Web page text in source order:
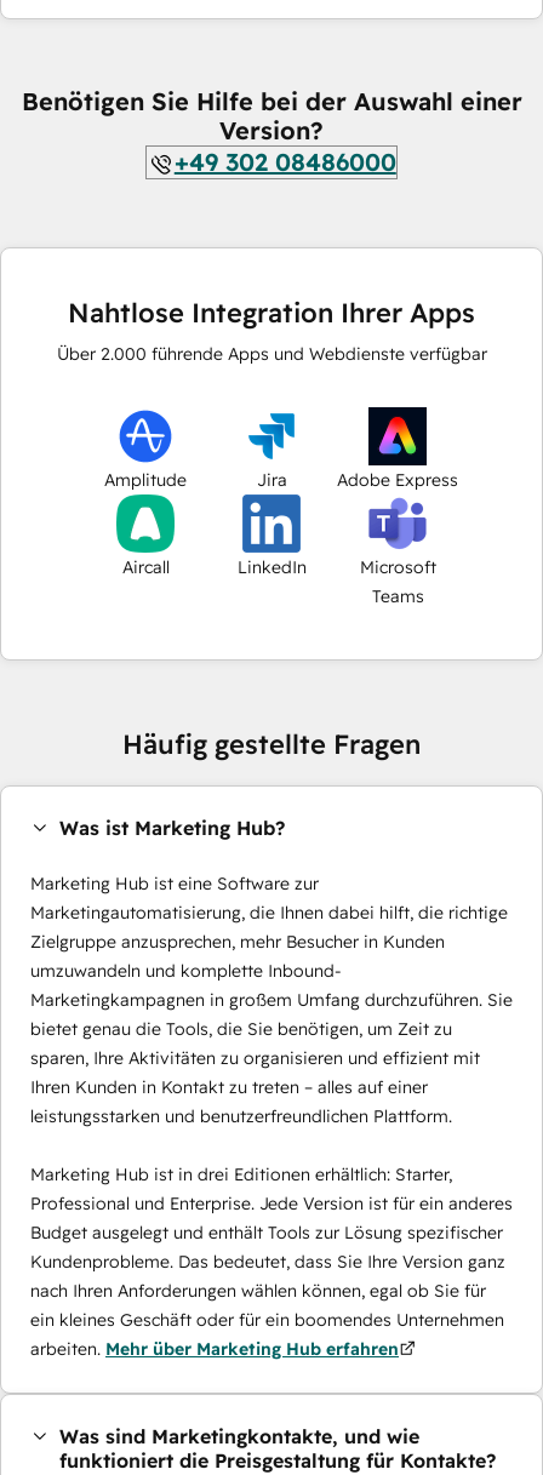
Benötigen Sie Hilfe bei der Auswahl einer
Version?
+49 302 08486000
Nahtlose Integration Ihrer Apps
Über 2.000 führende Apps und Webdienste verfügbar
Amplitude Jira Adobe Express
Aircall LinkedIn
Microsoft
Teams
Häufig gestellte Fragen
Was ist Marketing Hub?
Marketing Hub ist eine Software zur
Marketingautomatisierung, die Ihnen dabei hilft, die richtige
Zielgruppe anzusprechen, mehr Besucher in Kunden
umzuwandeln und komplette Inbound-
Marketingkampagnen in großem Umfang durchzuführen. Sie
bietet genau die Tools, die Sie benötigen, um Zeit zu
sparen, Ihre Aktivitäten zu organisieren und effizient mit
Ihren Kunden in Kontakt zu treten – alles auf einer
leistungsstarken und benutzerfreundlichen Plattform.
Marketing Hub ist in drei Editionen erhältlich: Starter,
Professional und Enterprise. Jede Version ist für ein anderes
Budget ausgelegt und enthält Tools zur Lösung spezifischer
Kundenprobleme. Das bedeutet, dass Sie Ihre Version ganz
nach Ihren Anforderungen wählen können, egal ob Sie für
ein kleines Geschäft oder für ein boomendes Unternehmen
arbeiten. Mehr über Marketing Hub erfahren
Was sind Marketingkontakte, und wie
funktioniert die Preisgestaltung für Kontakte?